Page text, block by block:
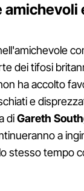
dei tifosi
ha accolto
e
diGareth
a
stesso tempo